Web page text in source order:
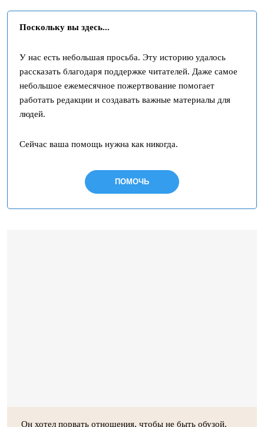
Поскольку вы здесь...
У нас есть небольшая просьба. Эту историю удалось
рассказать благодаря поддержке читателей. Даже самое
небольшое ежемесячное пожертвование помогает
работать редакции и создавать важные материалы для
людей.
Сейчас ваша помощь нужна как никогда.
ПОМОЧЬ
Он хотел порвать отношения, чтобы не быть обузой.